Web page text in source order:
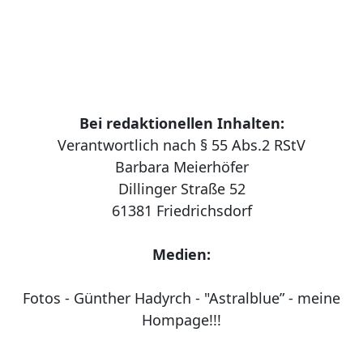
Bei redaktionellen Inhalten:
Verantwortlich nach § 55 Abs.2 RStV
Barbara Meierhöfer
Dillinger Straße 52
61381 Friedrichsdorf
Medien:
Fotos - Günther Hadyrch - "Astralblue” - meine
Hompage!!!